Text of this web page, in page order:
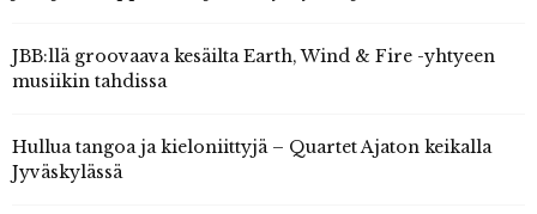
JBB:llä groovaava kesäilta Earth, Wind & Fire -yhtyeen
musiikin tahdissa
Hullua tangoa ja kieloniittyjä – Quartet Ajaton keikalla
Jyväskylässä